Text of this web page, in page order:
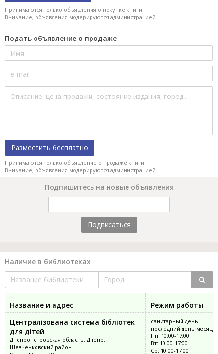
Принимаются только объявления о покупке книги.
Внимание, объявления модерируются администрацией.
Подать объявление о продаже
Разместить бесплатно
Принимаются только объявление о продаже книги.
Внимание, объявления модерируются администрацией.
Подпишитесь на новые объявления
Подписаться
Наличие в библиотеках
Название и адрес
Режим работы
Централізована система бібліотек
для дітей
Днепропетровская область, Днепр,
Шевченковский район
санитарный день:
последний день месяца
Пн: 10:00-17:00
Вт: 10:00-17:00
Ср: 10:00-17:00